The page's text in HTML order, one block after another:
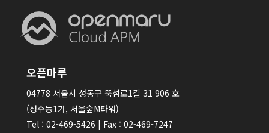
오픈마루
04778 서울시 성동구 뚝섬로1길 31 906 호
(성수동1가, 서울숲M타워)
Tel : 02-469-5426 | Fax : 02-469-7247